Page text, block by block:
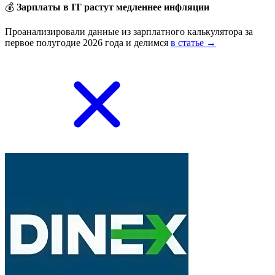
💰 Зарплаты в IT растут медленнее инфляции
Проанализировали данные из зарплатного калькулятора за
первое полугодие 2026 года и делимся в статье →